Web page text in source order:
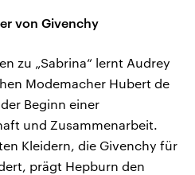
von Givenchy
zu „Sabrina“ lernt Audrey
Modemacher Hubert de
Beginn einer
und Zusammenarbeit.
Kleidern, die Givenchy für
prägt Hepburn den